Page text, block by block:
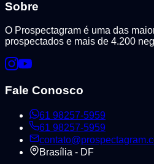
Sobre
O Prospectagram é uma das
prospectados e mais de 4.200
Fale Conosco
61 98257-5959
61 98257-5959
Brasília - DF